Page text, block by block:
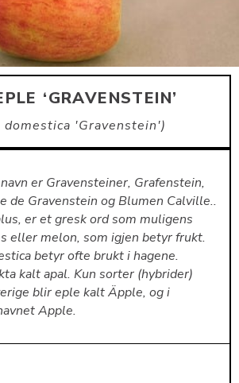
‘GRAVENSTEIN’
domestica 'Gravenstein'
er Gravensteiner, Grafenstein,
de Gravenstein og Blumen Calville..
er et gresk ord som muligens
eller melon, som igjen betyr frukt.
betyr ofte brukt i hagene.
kalt apal. Kun sorter (hybrider)
blir eple kalt Äpple, og i
Apple.